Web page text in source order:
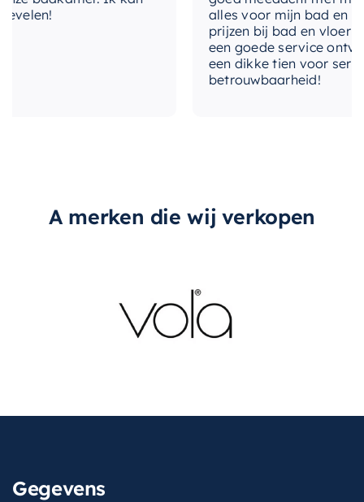
2-3 weken
Nee, los bij bestellen
alles voor mijn bad en
prijzen bij bad en vloer
een goede service
een dikke tien voor
betrouwbaarheid!
A merken die wij verkopen
Gegevens